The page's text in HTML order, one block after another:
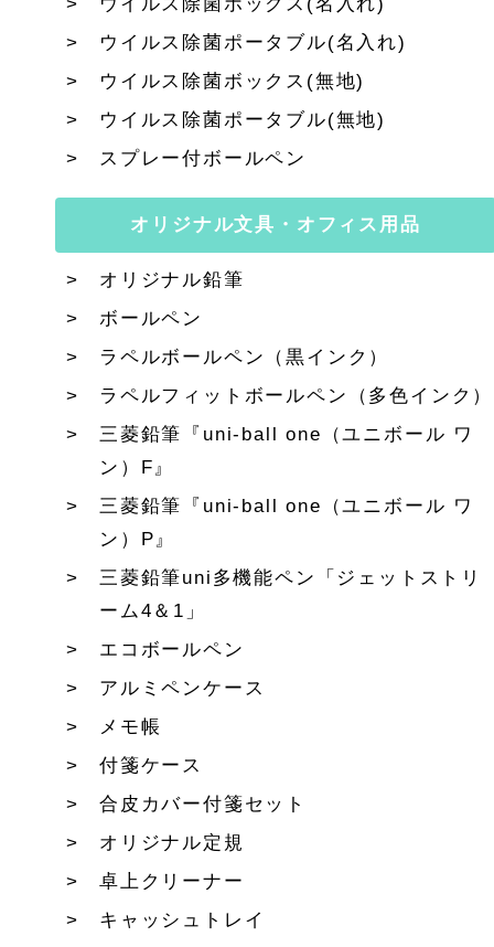
ウイルス除菌ポータブル(名入れ)
ウイルス除菌ボックス(無地)
ウイルス除菌ポータブル(無地)
スプレー付ボールペン
オリジナル文具・オフィス用品
オリジナル鉛筆
ボールペン
ラペルボールペン（黒インク）
ラペルフィットボールペン（多色インク）
三菱鉛筆『uni-ball one（ユニボール ワ
ン）F』
三菱鉛筆『uni-ball one（ユニボール ワ
ン）P』
三菱鉛筆uni多機能ペン「ジェットストリ
ーム4＆1」
エコボールペン
アルミペンケース
メモ帳
付箋ケース
合皮カバー付箋セット
オリジナル定規
卓上クリーナー
キャッシュトレイ